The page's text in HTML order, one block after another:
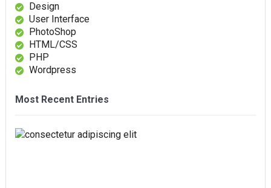
Design
User Interface
PhotoShop
HTML/CSS
PHP
Wordpress
Most Recent Entries